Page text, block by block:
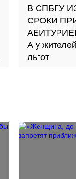
В СПБГУ
СРОКИ
А у
льгот